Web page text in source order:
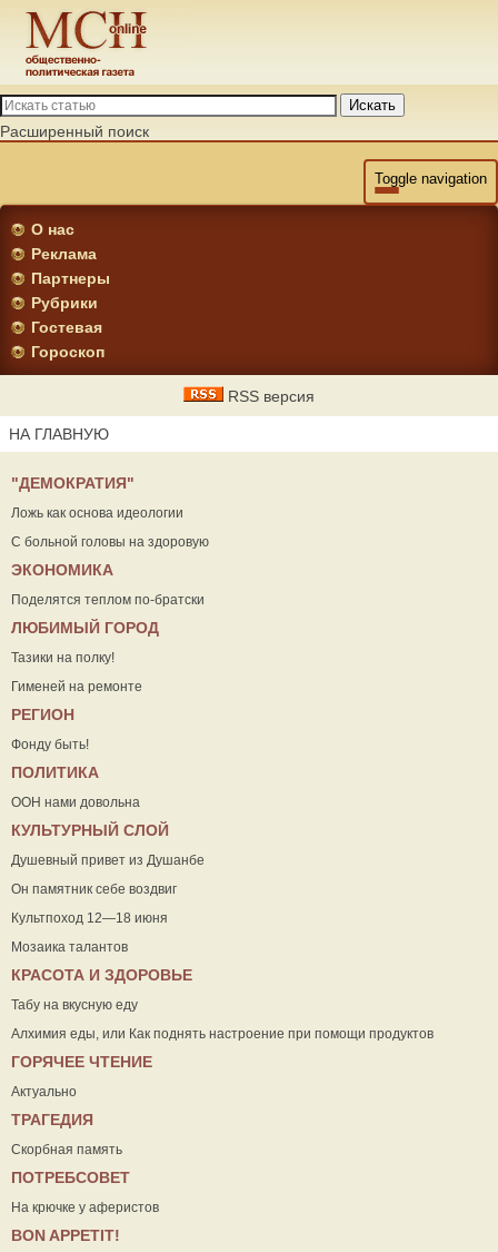
Искать
Расширенный поиск
Toggle navigation
О нас
Реклама
Партнеры
Рубрики
Гостевая
Гороскоп
RSS версия
НА ГЛАВНУЮ
"ДЕМОКРАТИЯ"
Ложь как основа идеологии
С больной головы на здоровую
ЭКОНОМИКА
Поделятся теплом по-братски
ЛЮБИМЫЙ ГОРОД
Тазики на полку!
Гименей на ремонте
РЕГИОН
Фонду быть!
ПОЛИТИКА
ООН нами довольна
КУЛЬТУРНЫЙ СЛОЙ
Душевный привет из Душанбе
Он памятник себе воздвиг
Культпоход 12—18 июня
Мозаика талантов
КРАСОТА И ЗДОРОВЬЕ
Табу на вкусную еду
Алхимия еды, или Как поднять настроение при помощи продуктов
ГОРЯЧЕЕ ЧТЕНИЕ
Актуально
ТРАГЕДИЯ
Скорбная память
ПОТРЕБСОВЕТ
На крючке у аферистов
ВON APPETIT!